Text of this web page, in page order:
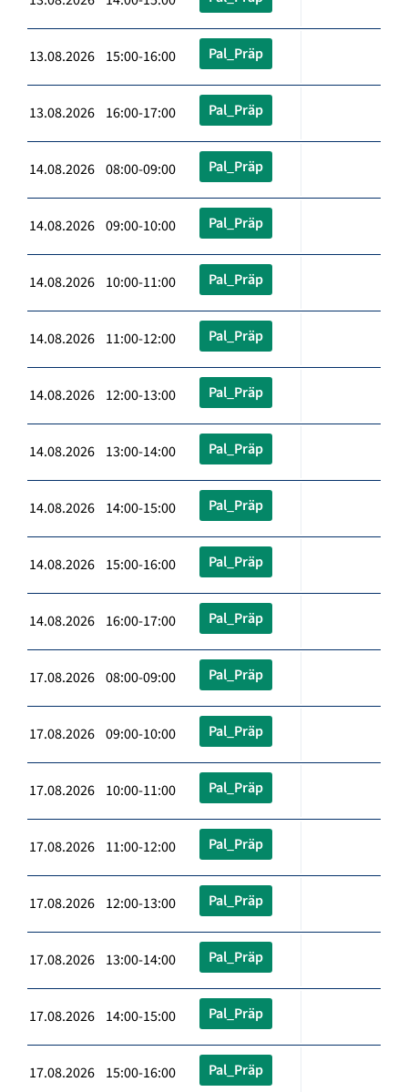
13.08.2026 15:00-16:00 Pal_Präp
13.08.2026 16:00-17:00 Pal_Präp
14.08.2026 08:00-09:00 Pal_Präp
14.08.2026 09:00-10:00 Pal_Präp
14.08.2026 10:00-11:00 Pal_Präp
14.08.2026 11:00-12:00 Pal_Präp
14.08.2026 12:00-13:00 Pal_Präp
14.08.2026 13:00-14:00 Pal_Präp
14.08.2026 14:00-15:00 Pal_Präp
14.08.2026 15:00-16:00 Pal_Präp
14.08.2026 16:00-17:00 Pal_Präp
17.08.2026 08:00-09:00 Pal_Präp
17.08.2026 09:00-10:00 Pal_Präp
17.08.2026 10:00-11:00 Pal_Präp
17.08.2026 11:00-12:00 Pal_Präp
17.08.2026 12:00-13:00 Pal_Präp
17.08.2026 13:00-14:00 Pal_Präp
17.08.2026 14:00-15:00 Pal_Präp
17.08.2026 15:00-16:00 Pal_Präp